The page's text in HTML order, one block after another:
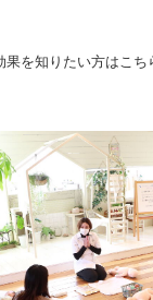
果を知りたい方はこ